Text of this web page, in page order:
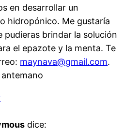
en desarrollar un
hidropónico. Me gustaría
pudieras brindar la solución
el epazote y la menta. Te
maynava@gmail.com.
dice: